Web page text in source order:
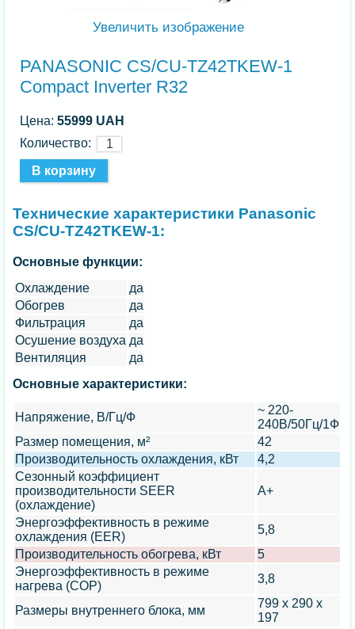
Увеличить изображение
PANASONIC CS/CU-TZ42TKEW-1
Compact Inverter R32
Цена:55999 UAH
Количество:
Технические характеристики Panasonic
CS/CU-TZ42TKEW-1:
Основные функции:
Охлаждение
да
Обогрев
да
Фильтрация
да
Осушение воздуха да
Вентиляция
да
Основные характеристики:
Напряжение, В/Гц/Ф
~ 220-
240В/50Гц/1Ф
Размер помещения, м²
42
Производительность охлаждения, кВт
4,2
Сезонный коэффициент
производительности SEER
(охлаждение)
A+
Энергоэффективность в режиме
охлаждения (EER)
5,8
Производительность обогрева, кВт
5
Энергоэффективность в режиме
нагрева (COP)
3,8
Размеры внутреннего блока, мм
799 x 290 x
197